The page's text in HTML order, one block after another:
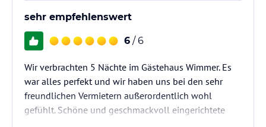
sehr empfehlenswert
6 / 6
Wir verbrachten 5 Nächte im Gästehaus Wimmer. Es
war alles perfekt und wir haben uns bei den sehr
freundlichen Vermietern außerordentlich wohl
gefühlt. Schöne und geschmackvoll eingerichtete